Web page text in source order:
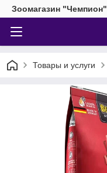
Зоомагазин "Чемпион"
Товары и услуги